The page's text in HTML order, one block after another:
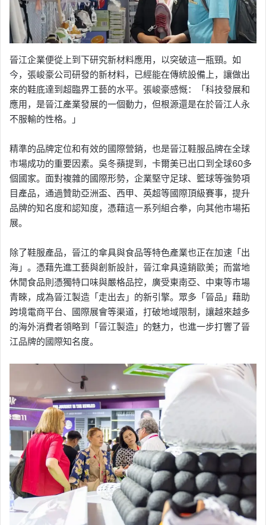
晉江企業便從上到下研究新材料應用，以突破這一瓶頸。如
今，張峻豪公司研發的新材料，已經能在傳統設備上，讓做出
來的鞋底達到超臨界工藝的水平。張峻豪感慨：「科技發展和
應用，是晉江產業發展的一個動力，但根源還是在於晉江人永
不服輸的性格。」
精準的品牌定位和有效的國際營銷，也是晉江鞋服品牌在全球
市場成功的重要因素。吳冬蘋提到，卡爾美已出口到全球60多
個國家。面對複雜的國際形勢，企業堅守足球、籃球等強勢項
目產品，通過贊助亞洲盃、西甲、英超等國際頂級賽事，提升
品牌的知名度和認知度，憑藉這一系列組合拳，向其他市場拓
展。
除了鞋服產品，晉江的傘具與食品等特色產業也正在加速「出
海」。憑藉先進工藝與創新設計，晉江傘具遠銷歐美；而當地
休閒食品則憑獨特口味與嚴格品控，廣受東南亞、中東等市場
青睞，成為晉江製造「走出去」的新引擎。眾多「晉品」藉助
跨境電商平台、國際展會等渠道，打破地域限制，讓越來越多
的海外消費者領略到「晉江製造」的魅力，也進一步打響了晉
江品牌的國際知名度。